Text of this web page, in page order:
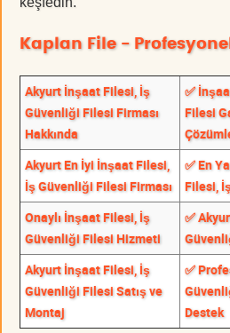
Kaplan File -
Akyurt İnşaat Filesi, İş
Güvenliği Filesi Firması
Hakkında
✅
Filesi
Akyurt En İyi İnşaat Filesi,
İş Güvenliği Filesi Firması
✅ En
Filesi,
Onaylı İnşaat Filesi, İş
Güvenliği Filesi Hizmeti
✅
Akyurt İnşaat Filesi, İş
Güvenliği Filesi Satış ve
Montaj
✅
Destek